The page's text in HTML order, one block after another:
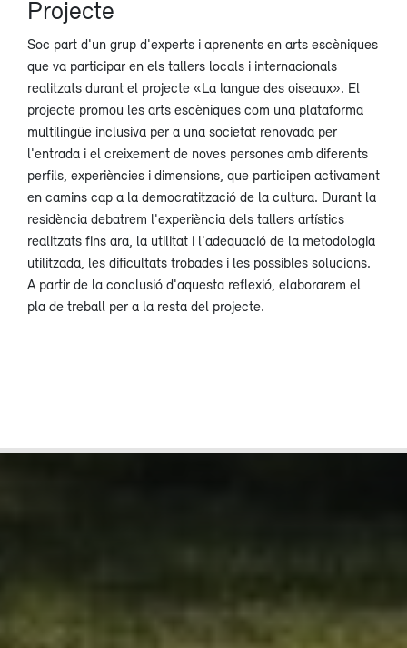
Projecte
Soc part d'un grup d'experts i aprenents en arts escèniques
que va participar en els tallers locals i internacionals
realitzats durant el projecte «La langue des oiseaux». El
projecte promou les arts escèniques com una plataforma
multilingüe inclusiva per a una societat renovada per
l'entrada i el creixement de noves persones amb diferents
perfils, experiències i dimensions, que participen activament
en camins cap a la democratització de la cultura. Durant la
residència debatrem l'experiència dels tallers artístics
realitzats fins ara, la utilitat i l'adequació de la metodologia
utilitzada, les dificultats trobades i les possibles solucions.
A partir de la conclusió d'aquesta reflexió, elaborarem el
pla de treball per a la resta del projecte.